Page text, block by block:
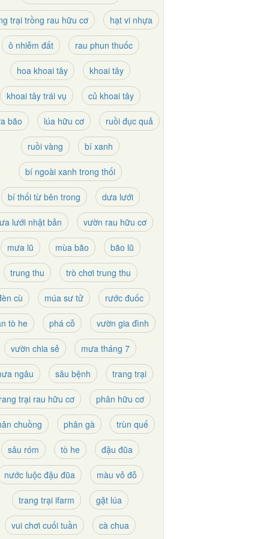
trại trồng rau hữu cơ hạt vi nhựa
ô nhiễm đất rau phun thuốc
hoa khoai tây khoai tây
khoai tây trái vụ củ khoai tây
bão lúa hữu cơ ruồi đục quả
ruồi vàng bí xanh
bí ngoài xanh trong thối
bí thối từ bên trong dưa lưới
lưới nhật bản vườn rau hữu cơ
mưa lũ mùa bão bão lũ
trung thu trò chơi trung thu
cù múa sư tử rước đuốc
tò he phá cỗ vườn gia đình
vườn chia sẻ mưa tháng 7
ngâu sâu bệnh trang trại
trại rau hữu cơ phân hữu cơ
chuồng phân gà trùn quế
sâu róm tò he đậu đũa
nước luộc đậu đũa màu vỏ đỗ
trang trại ifarm gặt lúa
vui chơi cuối tuần cà chua